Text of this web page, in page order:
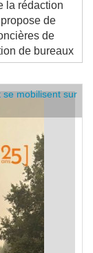
de
de
de bureaux
mobilisent sur